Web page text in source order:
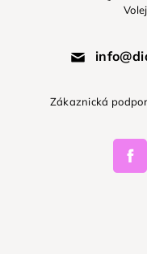
Zákaznická